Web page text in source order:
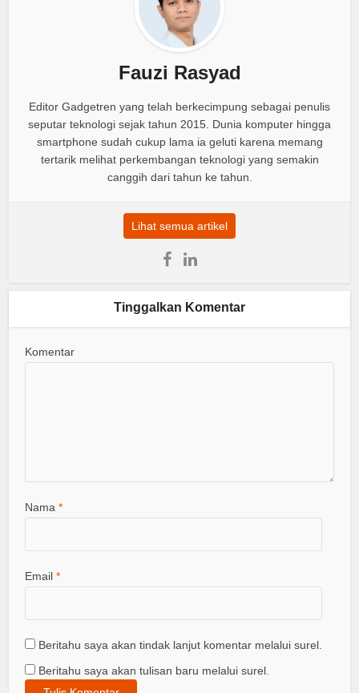
Fauzi Rasyad
Editor Gadgetren yang telah berkecimpung sebagai penulis
seputar teknologi sejak tahun 2015. Dunia komputer hingga
smartphone sudah cukup lama ia geluti karena memang
tertarik melihat perkembangan teknologi yang semakin
canggih dari tahun ke tahun.
Lihat semua artikel
Tinggalkan Komentar
Komentar
Nama*
Email*
Beritahu saya akan tindak lanjut komentar melalui surel.
Beritahu saya akan tulisan baru melalui surel.